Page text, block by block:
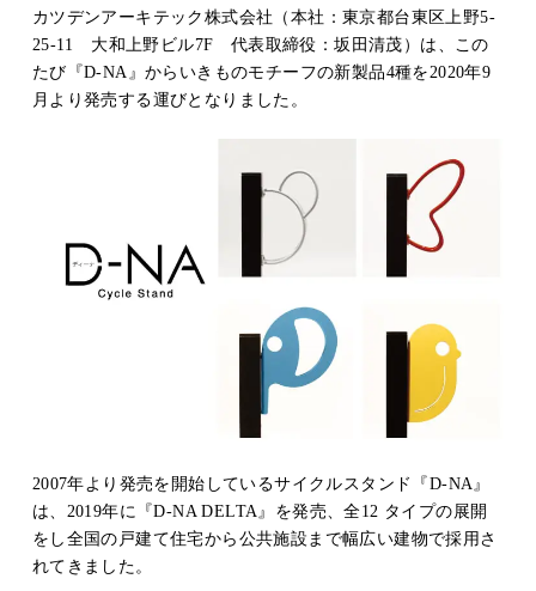
カツデンアーキテック株式会社（本社：東京都台東区上野5-
25-11 大和上野ビル7F 代表取締役：坂田清茂）は、この
たび『D-NA』からいきものモチーフの新製品4種を2020年9
月より発売する運びとなりました。
2007年より発売を開始しているサイクルスタンド『D-NA』
は、2019年に『D-NA DELTA』を発売、全12 タイプの展開
をし全国の戸建て住宅から公共施設まで幅広い建物で採用さ
れてきました。